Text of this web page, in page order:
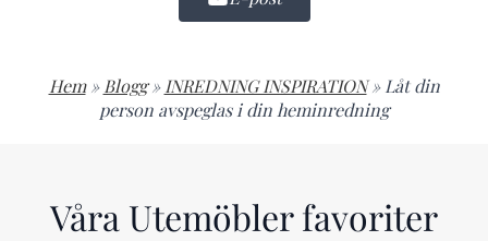
Hem » Blogg » INREDNING INSPIRATION » Låt din
person avspeglas i din heminredning
Våra Utemöbler favoriter